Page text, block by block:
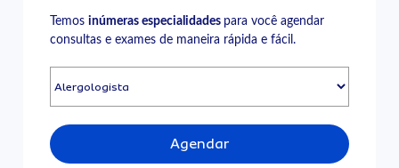
Temosinúmeras especialidades para você agendar
consultas e exames de maneira rápida e fácil.
Agendar